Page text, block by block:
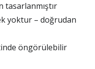
tasarlanmıştır
yoktur – doğrudan
öngörülebilir